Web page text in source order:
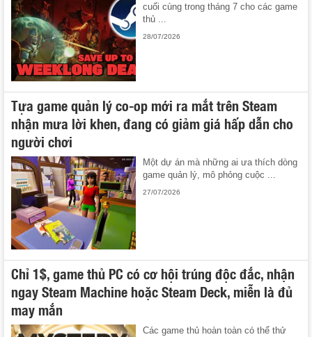
cuối cùng trong tháng 7 cho các game
thủ ...
28/07/2026
Tựa game quản lý co-op mới ra mắt trên Steam
nhận mưa lời khen, đang có giảm giá hấp dẫn cho
người chơi
Một dự án mà những ai ưa thích dòng
game quản lý, mô phỏng cuộc ...
27/07/2026
Chỉ 1$, game thủ PC có cơ hội trúng độc đắc, nhận
ngay Steam Machine hoặc Steam Deck, miễn là đủ
may mắn
Các game thủ hoàn toàn có thể thử